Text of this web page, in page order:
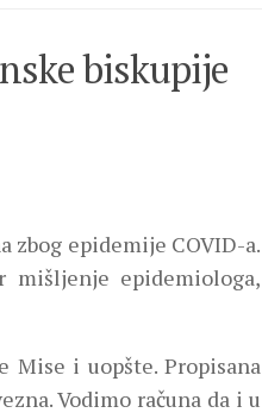
biskupije
zbog epidemije COVID-a.
epidemiologa,
Mise i uopšte. Propisana
Vodimo računa da i u